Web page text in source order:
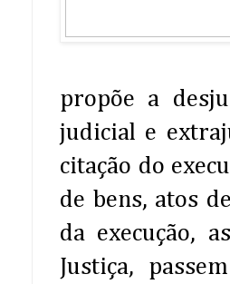
propõe a
judicial e
citação do
de bens, atos
da execução,
Justiça,